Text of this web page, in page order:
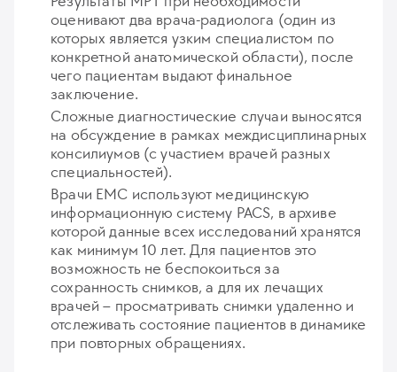
оценивают два врача-радиолога (один из
которых является узким специалистом по
конкретной анатомической области), после
чего пациентам выдают финальное
заключение.
Сложные диагностические случаи выносятся
на обсуждение в рамках междисциплинарных
консилиумов (с участием врачей разных
специальностей).
Врачи ЕМС используют медицинскую
информационную систему PACS, в архиве
которой данные всех исследований хранятся
как минимум 10 лет. Для пациентов это
возможность не беспокоиться за
сохранность снимков, а для их лечащих
врачей – просматривать снимки удаленно и
отслеживать состояние пациентов в динамике
при повторных обращениях.